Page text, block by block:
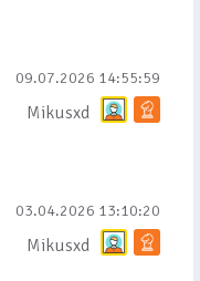
09.07.2026 14:55:59
Mikusxd
03.04.2026 13:10:20
Mikusxd